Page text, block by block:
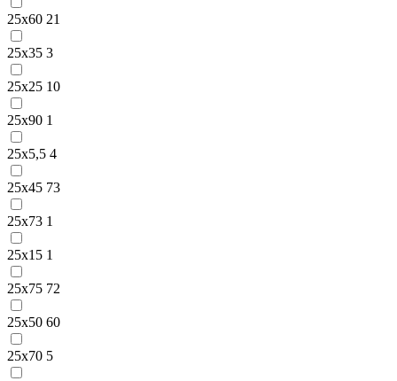
25х60 21
25х35 3
25х25 10
25х90 1
25х5,5 4
25х45 73
25х73 1
25х15 1
25х75 72
25х50 60
25х70 5